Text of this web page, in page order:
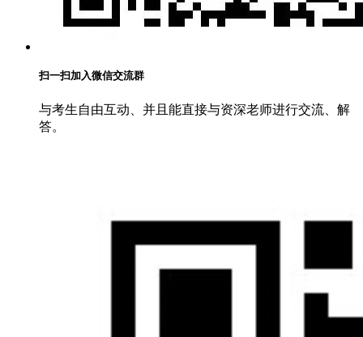
扫一扫加入微信交流群
与考生自由互动、并且能直接与资深老师进行交流、解
答。